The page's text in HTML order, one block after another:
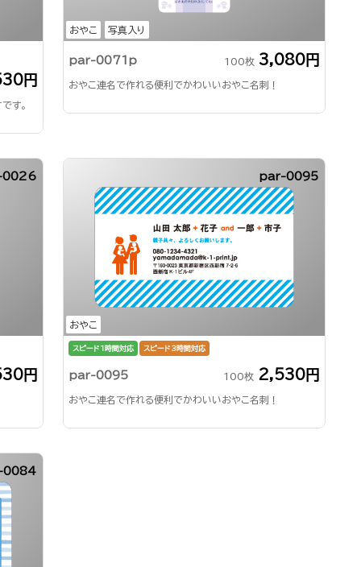
円
す。
おやこ 写真入り
par-0071p 100枚 3,080円
おやこ連名で作れる便利でかわいいおやこ名刺！
円
おやこ
par-0095
スピード1時間対応 スピード3時間対応
par-0095 100枚 2,530円
おやこ連名で作れる便利でかわいいおやこ名刺！
0084